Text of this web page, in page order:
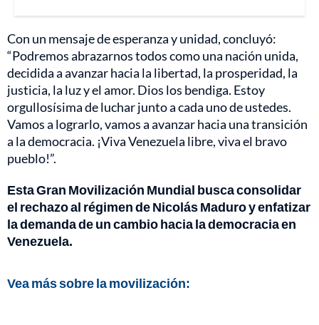
Con un mensaje de esperanza y unidad, concluyó:
“Podremos abrazarnos todos como una nación unida,
decidida a avanzar hacia la libertad, la prosperidad, la
justicia, la luz y el amor. Dios los bendiga. Estoy
orgullosísima de luchar junto a cada uno de ustedes.
Vamos a lograrlo, vamos a avanzar hacia una transición
a la democracia. ¡Viva Venezuela libre, viva el bravo
pueblo!”.
Esta Gran Movilización Mundial busca consolidar
el rechazo al régimen de Nicolás Maduro y enfatizar
la demanda de un cambio hacia la democracia en
Venezuela.
Vea más sobre la movilización: